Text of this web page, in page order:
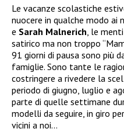
Le vacanze scolastiche
nuocere in qualche modo ai
e Sarah Malnerich, le
satirico ma non troppo
91 giorni di pausa sono più
famiglie. Sono tante le
costringere a rivedere la
periodo di giugno, luglio e
parte di quelle settimane
modelli da seguire, in giro
vicini a noi…